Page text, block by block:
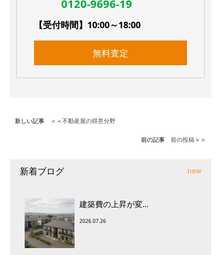
0120-9696-19
【受付時間】10:00～18:00
無料査定
新しい記事 ＜＜不動産屋の得意分野
前の記事 前の投稿＞＞
新着ブログ new
建築費の上昇が変...
2026.07.26